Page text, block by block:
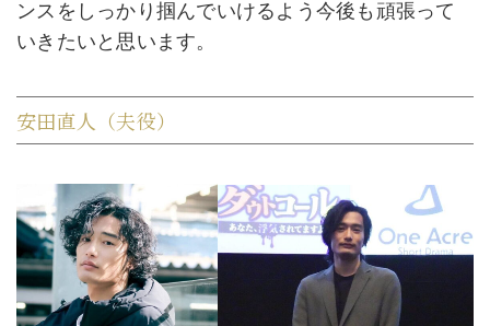
ンスをしっかり掴んでいけるよう今後も頑張って
いきたいと思います。
安田直人（夫役）